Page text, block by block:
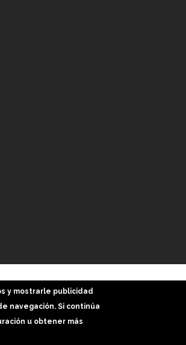
Inicio Web Trabajos
y mostrarle publicidad
navegación. Si continúa
u obtener más